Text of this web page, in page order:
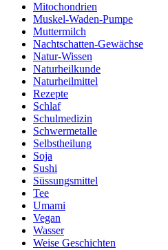
Mitochondrien
Muskel-Waden-Pumpe
Muttermilch
Nachtschatten-Gewächse
Natur-Wissen
Naturheilkunde
Naturheilmittel
Rezepte
Schlaf
Schulmedizin
Schwermetalle
Selbstheilung
Soja
Sushi
Süssungsmittel
Tee
Umami
Vegan
Wasser
Weise Geschichten